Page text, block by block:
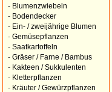
- Blumenzwiebeln
- Bodendecker
- Ein- / zweijährige Blumen
- Gemüsepflanzen
- Saatkartoffeln
- Gräser / Farne / Bambus
- Kakteen / Sukkulenten
- Kletterpflanzen
- Kräuter / Gewürzpflanzen